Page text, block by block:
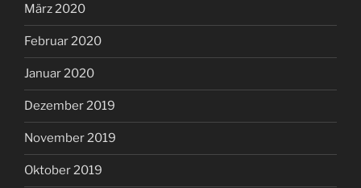
März 2020
Februar 2020
Januar 2020
Dezember 2019
November 2019
Oktober 2019